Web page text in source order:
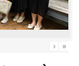
› »